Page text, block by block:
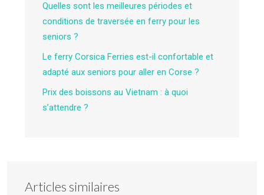
Quelles sont les meilleures périodes et
conditions de traversée en ferry pour les
seniors ?
Le ferry Corsica Ferries est-il confortable et
adapté aux seniors pour aller en Corse ?
Prix des boissons au Vietnam : à quoi
s’attendre ?
Articles similaires